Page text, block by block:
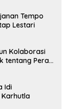
Tempo
Lestari
Kolaborasi
tentang Peran
Idi
Karhutla